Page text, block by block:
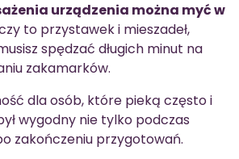
urządzenia można myć w
to przystawek i mieszadeł,
spędzać długich minut na
zakamarków.
dla osób, które pieką często i
wygodny nie tylko podczas
zakończeniu przygotowań.